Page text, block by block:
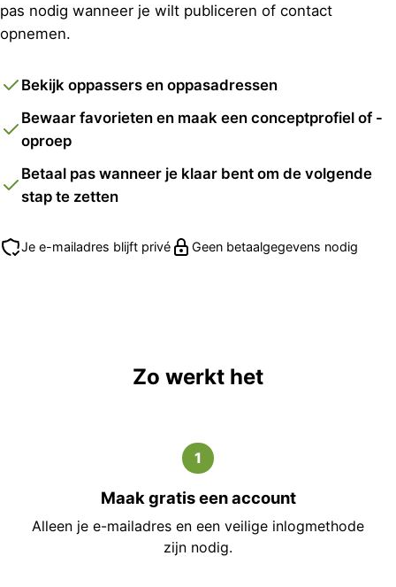
pas nodig wanneer je wilt publiceren of contact
opnemen.
Bekijk oppassers en oppasadressen
Bewaar favorieten en maak een conceptprofiel of -
oproep
Betaal pas wanneer je klaar bent om de volgende
stap te zetten
Je e-mailadres blijft privé Geen betaalgegevens nodig
Zo werkt het
1
Maak gratis een account
Alleen je e-mailadres en een veilige inlogmethode
zijn nodig.